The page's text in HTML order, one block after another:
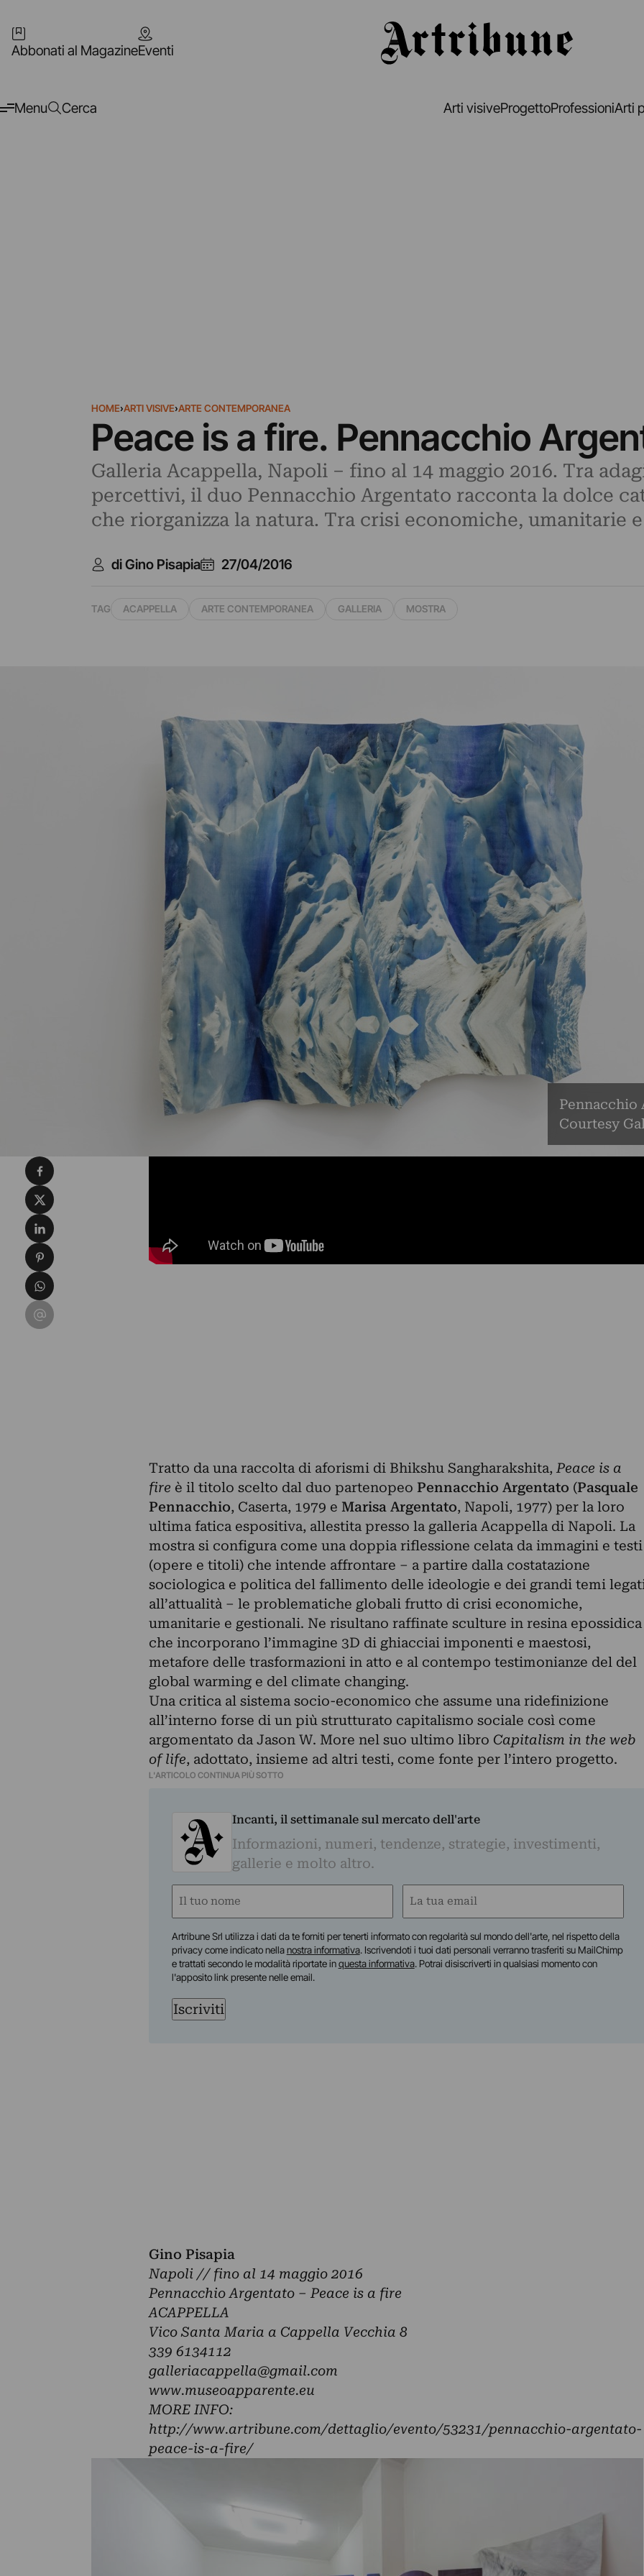
Abbonati al MagazineEventi
Menu Cerca Arti visiveProgettoProfessioniArti
HOME›ARTI VISIVE›ARTE CONTEMPORANEA
Peace is a fire. Pennacchio
Galleria Acappella, Napoli – fino al 14 maggio 2016. Tra
percettivi, il duo Pennacchio Argentato racconta la dolce
che riorganizza la natura. Tra crisi economiche, umanitarie
di Gino Pisapia 27/04/2016
TAG ACAPPELLA ARTE CONTEMPORANEA GALLERIA MOSTRA
Pennacchio
Courtesy
Tratto da una raccolta di aforismi di Bhikshu Sangharakshita, Peace is a
fire è il titolo scelto dal duo partenopeo Pennacchio Argentato (Pasquale
Pennacchio, Caserta, 1979 e Marisa Argentato, Napoli, 1977) per la loro
ultima fatica espositiva, allestita presso la galleria Acappella di Napoli. La
mostra si configura come una doppia riflessione celata da immagini e testi
(opere e titoli) che intende affrontare – a partire dalla costatazione
sociologica e politica del fallimento delle ideologie e dei grandi temi
all’attualità – le problematiche globali frutto di crisi economiche,
umanitarie e gestionali. Ne risultano raffinate sculture in resina epossidica
che incorporano l’immagine 3D di ghiacciai imponenti e maestosi,
metafore delle trasformazioni in atto e al contempo testimonianze del del
global warming e del climate changing.
Una critica al sistema socio-economico che assume una ridefinizione
all’interno forse di un più strutturato capitalismo sociale così come
argomentato da Jason W. More nel suo ultimo libro Capitalism in the web
of life, adottato, insieme ad altri testi, come fonte per l’intero progetto.
L'ARTICOLO CONTINUA PIÙ SOTTO
Incanti, il settimanale sul mercato dell'arte
Informazioni, numeri, tendenze, strategie, investimenti,
gallerie e molto altro.
Nome
Email
Artribune Srl utilizza i dati da te forniti per tenerti informato con regolarità sul mondo dell'arte, nel rispetto della
privacy come indicato nellanostra informativa. Iscrivendoti i tuoi dati personali verranno trasferiti su MailChimp
e trattati secondo le modalità riportate inquesta informativa. Potrai disiscriverti in qualsiasi momento con
l'apposito link presente nelle email.
Iscriviti
Gino Pisapia
Napoli // fino al 14 maggio 2016
Pennacchio Argentato – Peace is a fire
ACAPPELLA
Vico Santa Maria a Cappella Vecchia 8
339 6134112
galleriacappella@gmail.com
www.museoapparente.eu
MORE INFO:
http://www.artribune.com/dettaglio/evento/53231/pennacchio-argentato-
peace-is-a-fire/
Condividi su Facebook
Condividi su X
Condividi su LinkedIn
Condividi su Pinterest
Condividi su WhatsApp
Condividi su Email